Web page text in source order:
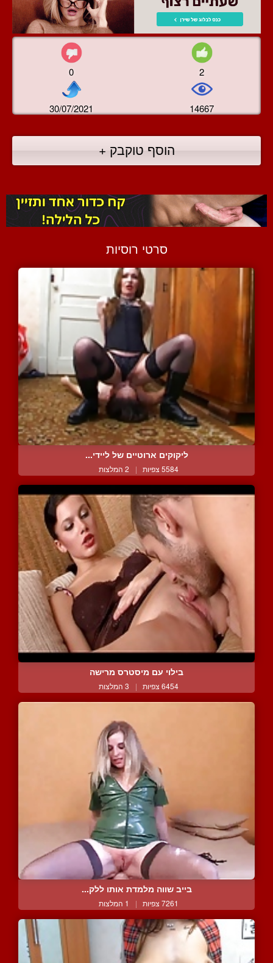
0 2
30/07/2021 14667
הוסף טוקבק +
סרטי רוסיות
ליקוקים ארוטיים של ליידי...
5584 צפיות | 2 המלצות
בילוי עם מיסטרס מרישה
6454 צפיות | 3 המלצות
בייב שווה מלמדת אותו ללק...
7261 צפיות | 1 המלצות